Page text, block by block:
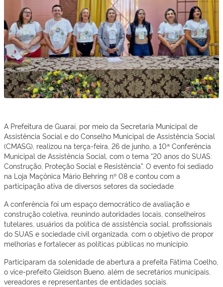
A Prefeitura de Guaraí, por meio da Secretaria Municipal de
Assistência Social e do Conselho Municipal de Assistência Social
(CMASG), realizou na terça-feira, 26 de junho, a 10ª Conferência
Municipal de Assistência Social, com o tema “20 anos do SUAS:
Construção, Proteção Social e Resistência”. O evento foi sediado
na Loja Maçônica Mário Behring nº 08 e contou com a
participação ativa de diversos setores da sociedade.
A conferência foi um espaço democrático de avaliação e
construção coletiva, reunindo autoridades locais, conselheiros
tutelares, usuários da política de assistência social, profissionais
do SUAS e sociedade civil organizada, com o objetivo de propor
melhorias e fortalecer as políticas públicas no município.
Participaram da solenidade de abertura a prefeita Fátima Coelho,
o vice-prefeito Gleidson Bueno, além de secretários municipais,
vereadores e representantes de entidades sociais.